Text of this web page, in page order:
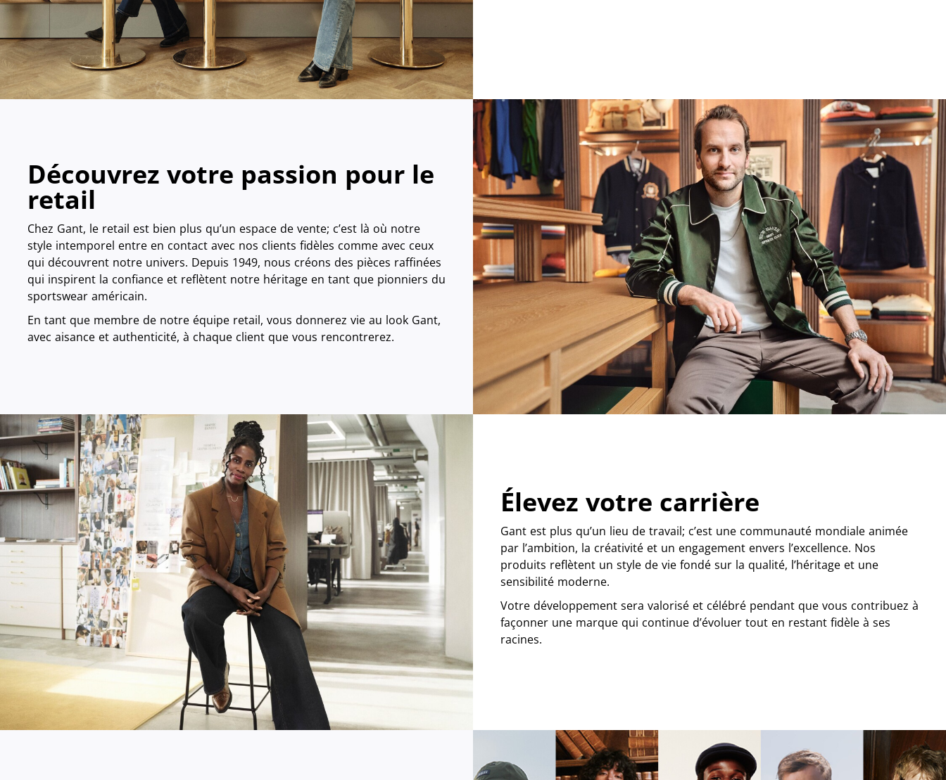
Découvrez votre passion pour le
retail
Chez Gant, le retail est bien plus qu’un espace de vente; c’est là où notre
style intemporel entre en contact avec nos clients fidèles comme avec ceux
qui découvrent notre univers. Depuis 1949, nous créons des pièces raffinées
qui inspirent la confiance et reflètent notre héritage en tant que pionniers du
sportswear américain.
En tant que membre de notre équipe retail, vous donnerez vie au look Gant,
avec aisance et authenticité, à chaque client que vous rencontrerez.
Élevez votre carrière
Gant est plus qu’un lieu de travail; c’est une communauté mondiale animée
par l’ambition, la créativité et un engagement envers l’excellence. Nos
produits reflètent un style de vie fondé sur la qualité, l’héritage et une
sensibilité moderne.
Votre développement sera valorisé et célébré pendant que vous contribuez à
façonner une marque qui continue d’évoluer tout en restant fidèle à ses
racines.